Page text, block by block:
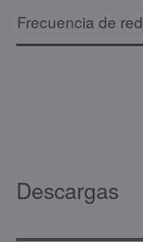
Frecuencia de red
Descargas